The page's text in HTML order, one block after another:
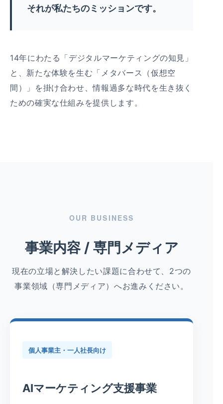
それが私たちのミッションです。
14年にわたる「デジタルマーケティングの知見」
と、新たな体験を生む「メタバース（仮想空
間）」を掛け合わせ、情報過多な時代を生き抜く
ための確実な仕組みを提供します。
OUR BUSINESS
事業内容 / 専門メディア
現在の立場と解決したい課題に合わせて、2つの
事業領域（専門メディア）へお進みください。
個人事業主・一人社長向け
AIマーケティング支援事業